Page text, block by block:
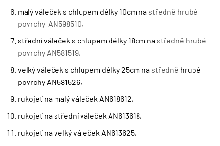
malý váleček s chlupem délky 10cm nastředně hrubé
povrchy AN598510,
střední váleček s chlupem délky 18cm nastředně hrubé
povrchy AN581519,
velký váleček s chlupem délky 25cm na středně hrubé
povrchy AN581526,
rukojeť na malý váleček AN618612,
rukojeť na střední váleček AN613618,
rukojeť na velký váleček AN613625,